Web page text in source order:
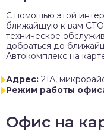
C помощью этой
ближайшую к вам СТО
техническое
добраться до
Автокомплекс на
Адрес: 21А,
Режим работы
Офис на